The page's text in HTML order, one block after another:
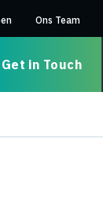
Ons Team
Get in Touch